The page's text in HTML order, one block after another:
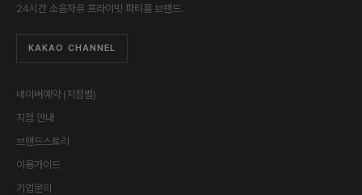
24시간 소음자유 프라이빗 파티룸 브랜드.
KAKAO CHANNEL
네이버예약 (지점별)
지점 안내
브랜드스토리
이용가이드
기업문의